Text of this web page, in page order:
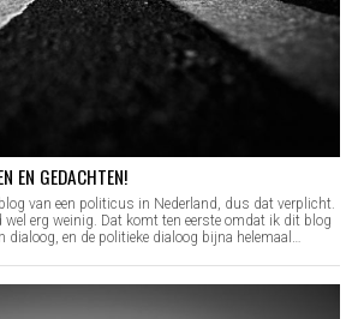
EN GEDACHTEN!
van een politicus in Nederland, dus dat verplicht.
erg weinig. Dat komt ten eerste omdat ik dit blog
dialoog, en de politieke dialoog bijna helemaal…